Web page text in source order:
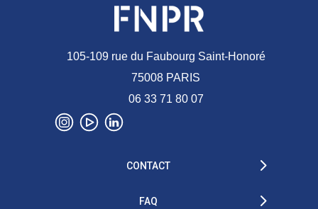
105-109 rue du Faubourg Saint-Honoré
75008 PARIS
06 33 71 80 07
CONTACT
FAQ